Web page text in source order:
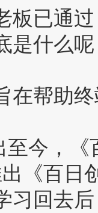
已通过
是什么
帮助终
，《
《百日
习回去